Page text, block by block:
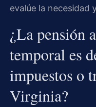
evalúe la necesidad
¿La pensión
temporal es
impuestos o
Virginia?